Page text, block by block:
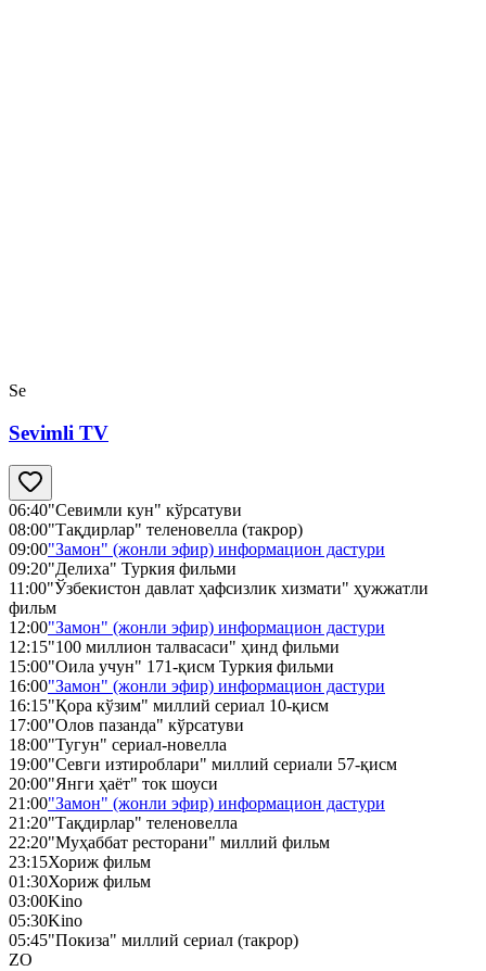
Se
Sevimli TV
06:40"Севимли кун" кўрсатуви
08:00"Тақдирлар" теленовелла (такрор)
09:00"Замон" (жонли эфир) информацион дастури
09:20"Делиха" Туркия фильми
11:00"Ўзбекистон давлат ҳафсизлик хизмати" ҳужжатли
фильм
12:00"Замон" (жонли эфир) информацион дастури
12:15"100 миллион талвасаси" ҳинд фильми
15:00"Оила учун" 171-қисм Туркия фильми
16:00"Замон" (жонли эфир) информацион дастури
16:15"Қора кўзим" миллий сериал 10-қисм
17:00"Олов пазанда" кўрсатуви
18:00"Тугун" сериал-новелла
19:00"Севги изтироблари" миллий сериали 57-қисм
20:00"Янги ҳаёт" ток шоуси
21:00"Замон" (жонли эфир) информацион дастури
21:20"Тақдирлар" теленовелла
22:20"Муҳаббат ресторани" миллий фильм
23:15Хориж фильм
01:30Хориж фильм
03:00Kino
05:30Kino
05:45"Покиза" миллий сериал (такрор)
ZO